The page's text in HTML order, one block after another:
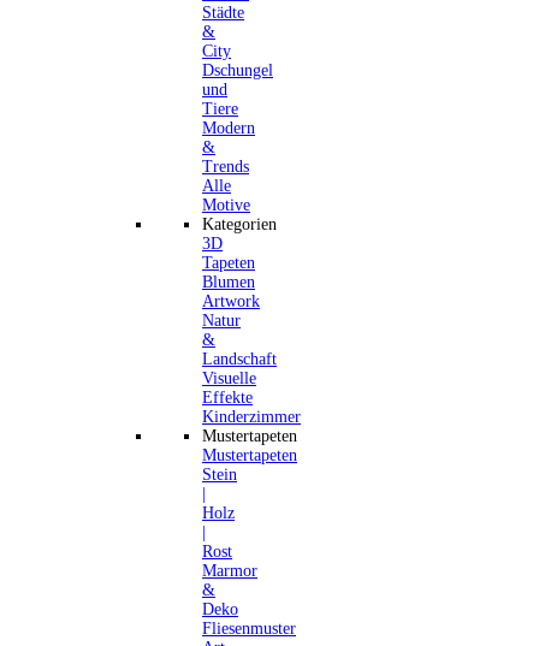
Städte
&
City
Dschungel
und
Tiere
Modern
&
Trends
Alle
Motive
Kategorien
3D
Tapeten
Blumen
Artwork
Natur
&
Landschaft
Visuelle
Effekte
Kinderzimmer
Mustertapeten
Mustertapeten
Stein
Holz
Rost
Marmor
&
Deko
Fliesenmuster